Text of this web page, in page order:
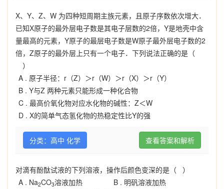
X、Y、Z、W 为四种短周期主族元素，且原子序数依次增大．
已知X原子的最外层电子数是其电子层数的2倍，Y是地壳中含
量最高的元素，Y原子的最层电子数是W原子最外层电子数的2
倍，Z原子的最外层上只有一个电子．下列说法正确的是（
）
A . 原子半径：r（Z）＞r（W）＞r（X）＞r（Y）
B . Y与Z 两种元素只能形成一种化合物
C . 最高价氧化物对应水化物的碱性：Z＜W
D . X的简单气态氢化物的热稳定性比Y的强
分类：高中 化学 查看答案和解析
对滴有酚酞试液的下列溶液，操作后颜色变深的是（ ）
A . Na2CO3溶液加热 B . 明矾溶液加热